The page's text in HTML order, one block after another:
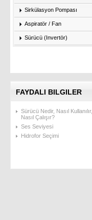
Sirkülasyon Pompası
Aspiratör / Fan
Sürücü (Invertör)
FAYDALI BILGILER
Sürücü Nedir, Nasıl Kullanılır,
Nasıl Çalışır?
Ses Seviyesi
Hidrofor Seçimi